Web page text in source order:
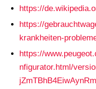
https://
https://
krankheiten-
https://
nfigurator.html/